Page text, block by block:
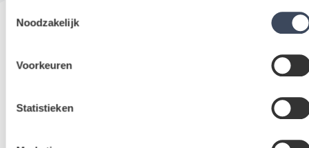
Noodzakelijk
Voorkeuren
Statistieken
Ceres is het recruitmentbureau dat gespecialiseerd is in
internationaal, nationaal en regionaal job recruitment in de agri-,
consultants werken wij vanuit Nederland, maar ook vanuit onze
eigen vestigingen in België, Duitsland, Frankrijk, Italië en Polen.
staan we in contact met al onze klanten
Ervaren consultants;